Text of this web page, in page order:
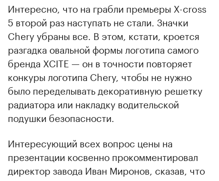
Интересно, что на грабли премьеры X-cross
5 второй раз наступать не стали. Значки
Chery убраны все. В этом, кстати, кроется
разгадка овальной формы логотипа самого
бренда XCITE — он в точности повторяет
конкуры логотипа Chery, чтобы не нужно
было переделывать декоративную решетку
радиатора или накладку водительской
подушки безопасности.
Интересующий всех вопрос цены на
презентации косвенно прокомментировал
директор завода Иван Миронов, сказав, что